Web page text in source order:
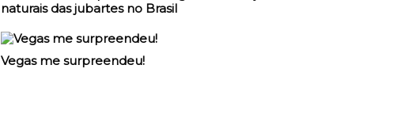
naturais das jubartes no Brasil
Vegas me surpreendeu!